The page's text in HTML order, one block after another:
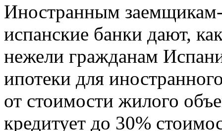
Иностранным
испанские банки дают,
нежели гражданам
ипотеки для
от стоимости жилого
кредитует до 30%